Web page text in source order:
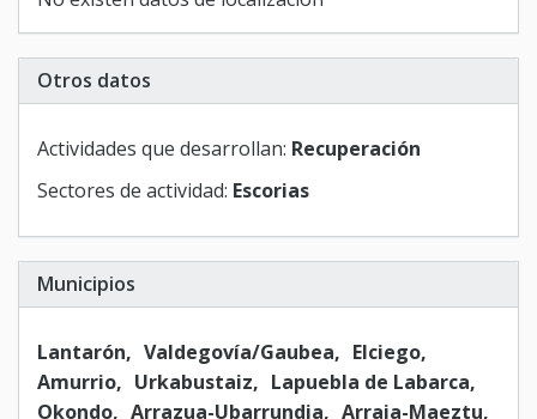
Otros datos
Actividades que desarrollan: Recuperación
Sectores de actividad: Escorias
Municipios
Lantarón Valdegovía/Gaubea
Elciego
Amurrio
Urkabustaiz
Lapuebla de Labarca
Okondo
Arrazua-Ubarrundia
Arraia-Maeztu